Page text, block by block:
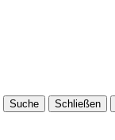
Suche Schließen